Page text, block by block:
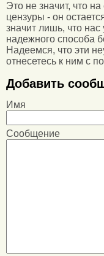
Это не значит, что
цензуры - он
значит лишь, что
надежного способа
Надеемся, что эти
отнесетесь к ним с
Добавить
Имя
Сообщение